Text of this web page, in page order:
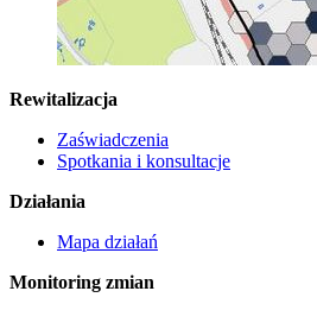
Rewitalizacja
Zaświadczenia
Spotkania i konsultacje
Działania
Mapa działań
Monitoring zmian